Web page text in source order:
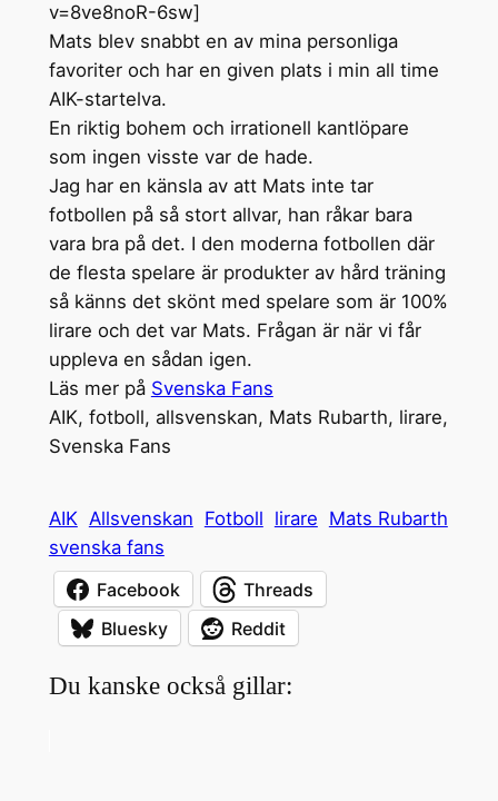
v=8ve8noR-6sw]
Mats blev snabbt en av mina personliga
favoriter och har en given plats i min all time
AIK-startelva.
En riktig bohem och irrationell kantlöpare
som ingen visste var de hade.
Jag har en känsla av att Mats inte tar
fotbollen på så stort allvar, han råkar bara
vara bra på det. I den moderna fotbollen där
de flesta spelare är produkter av hård träning
så känns det skönt med spelare som är 100%
lirare och det var Mats. Frågan är när vi får
uppleva en sådan igen.
Läs mer på Svenska Fans
AIK, fotboll, allsvenskan, Mats Rubarth, lirare,
Svenska Fans
AIK Allsvenskan Fotboll lirare Mats Rubarth
svenska fans
Facebook
Threads
Bluesky
Reddit
Du kanske också gillar: